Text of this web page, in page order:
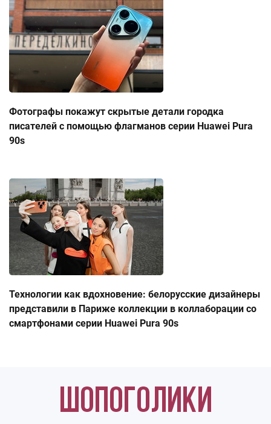
Фотографы покажут скрытые детали городка
писателей с помощью флагманов серии Huawei Pura
90s
Технологии как вдохновение: белорусские дизайнеры
представили в Париже коллекции в коллаборации со
смартфонами серии Huawei Pura 90s